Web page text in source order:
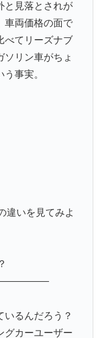
と見落とされが
車両価格の面で
べてリーズナブ
ソリン車がちょ
事実。
違いを見てみよ
いるんだろう？
グカーユーザー